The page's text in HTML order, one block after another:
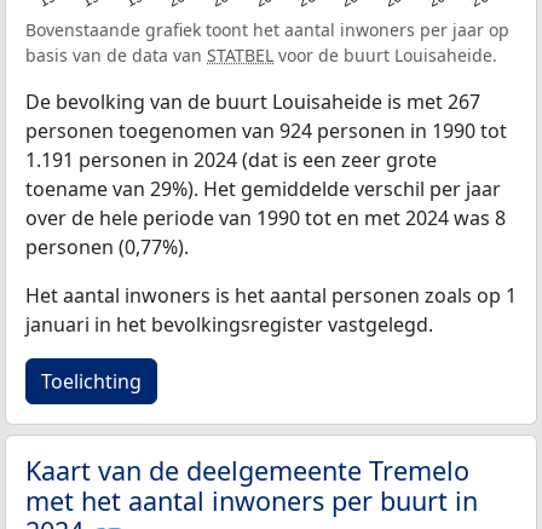
Bovenstaande grafiek toont het aantal inwoners per jaar op
basis van de data van STATBEL voor de buurt Louisaheide.
De bevolking van de buurt Louisaheide is met 267
personen toegenomen van 924 personen in 1990 tot
1.191 personen in 2024 (dat is een zeer grote
toename van 29%). Het gemiddelde verschil per jaar
over de hele periode van 1990 tot en met 2024 was 8
personen (0,77%).
Het aantal inwoners is het aantal personen zoals op 1
januari in het bevolkingsregister vastgelegd.
Toelichting
Kaart van de deelgemeente Tremelo
met het aantal inwoners per buurt in